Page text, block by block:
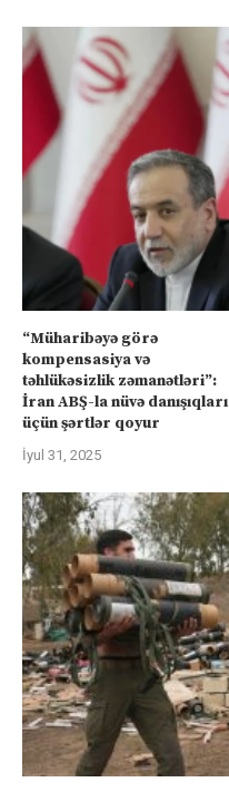
“Müharibəyə görə
kompensasiya və
təhlükəsizlik zəmanətləri”:
İran ABŞ-la nüvə danışıqları
üçün şərtlər qoyur
İyul 31, 2025